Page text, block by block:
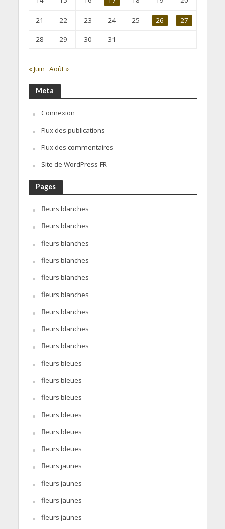
21 22 23 24 25 26 27
28 29 30 31
« Juin Août »
Meta
Connexion
Flux des publications
Flux des commentaires
Site de WordPress-FR
Pages
fleurs blanches
fleurs blanches
fleurs blanches
fleurs blanches
fleurs blanches
fleurs blanches
fleurs blanches
fleurs blanches
fleurs blanches
fleurs bleues
fleurs bleues
fleurs bleues
fleurs bleues
fleurs bleues
fleurs bleues
fleurs jaunes
fleurs jaunes
fleurs jaunes
fleurs jaunes